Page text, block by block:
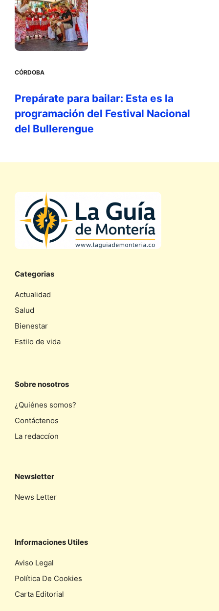
CÓRDOBA
Prepárate para bailar: Esta es la
programación del Festival Nacional
del Bullerengue
Categorias
Actualidad
Salud
Bienestar
Estilo de vida
Sobre nosotros
¿Quiénes somos?
Contáctenos
La redaccíon
Newsletter
News Letter
Informaciones Utiles
Aviso Legal
Política De Cookies
Carta Editorial